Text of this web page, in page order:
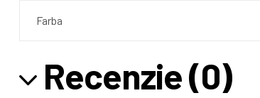
Farba
Recenzie (0)